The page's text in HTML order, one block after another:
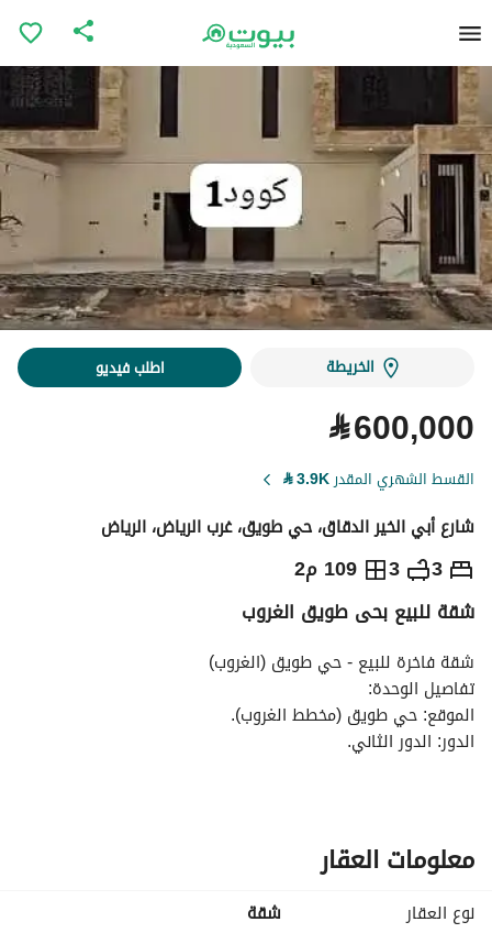
الخريطة اطلب فيديو
⃁600,000
القسط الشهري المقدر3.9K
⃁
شارع أبي الخير الدقاق، حي طويق، غرب الرياض، الرياض
3
3 109 م2 ⃁
600,000
التفاصيل معلومات ترخيص الإعلان
شقة للبيع بحى طويق الغروب
شقة فاخرة للبيع - حي طويق (الغروب)
تفاصيل الوحدة:
الموقع: حي طويق (مخطط الغروب).
الدور: الدور الثاني.
المياه: عداد مياه مستقل.
الخزانات: خزان مياه مستقل.
المصعد: مصعد راكب وشغال.
مكونات الشقة:
معلومات العقار
نوع العقار
شقة